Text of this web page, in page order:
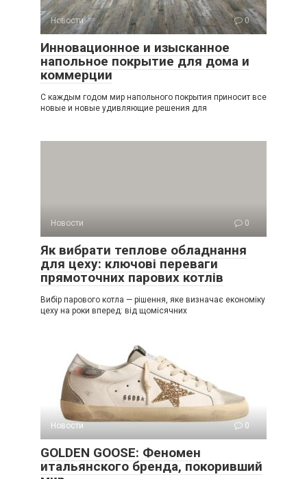
Новости 0
Инновационное и изысканное
напольное покрытие для дома и
коммерции
С каждым годом мир напольного покрытия приносит все
новые и новые удивляющие решения для
Новости 0
Як вибрати теплове обладнання
для цеху: ключові переваги
прямоточних парових котлів
Вибір парового котла — рішення, яке визначає економіку
цеху на роки вперед: від щомісячних
Новости 0
GOLDEN GOOSE: Феномен
итальянского бренда, покоривший